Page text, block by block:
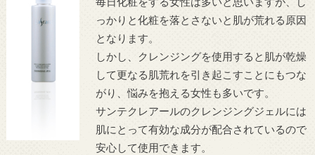
っかりと化粧を落とさないと肌が荒れる原因
となります。
しかし、クレンジングを使用すると肌が乾燥
して更なる肌荒れを引き起こすことにもつな
がり、悩みを抱える女性も多いです。
サンテクレアールのクレンジングジェルには
肌にとって有効な成分が配合されているので
安心して使用できます。